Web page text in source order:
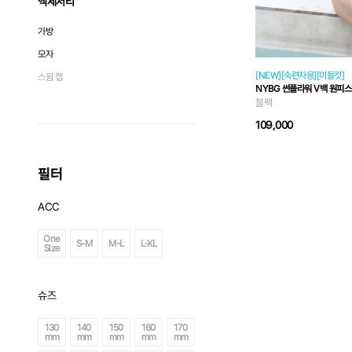
가방
모자
스윔 캡
필터
ACC
One
Size
S-M M-L L-XL
슈즈
130
mm
140
mm
150
mm
160
mm
170
mm
[NEW][숙련자용][미들컷]
NYBG 썬플라워 V백 원피
블랙
109,000